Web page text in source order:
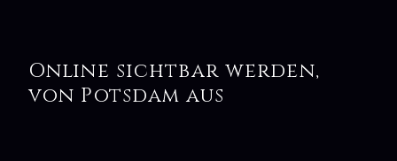
Online sichtbar werden,
von Potsdam aus